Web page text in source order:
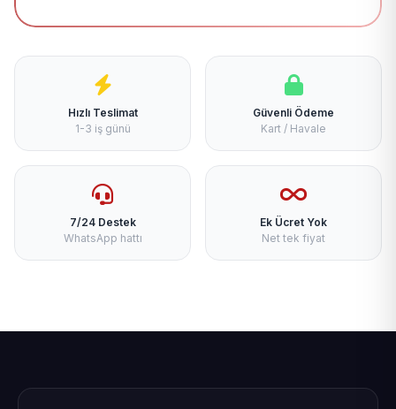
Hızlı Teslimat
1-3 iş günü
Güvenli Ödeme
Kart / Havale
7/24 Destek
WhatsApp hattı
Ek Ücret Yok
Net tek fiyat